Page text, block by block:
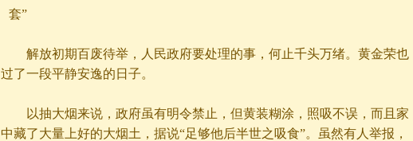
套”
解放初期百废待举，人民政府要处理的事，何止千头万绪。黄金荣也
过了一段平静安逸的日子。
以抽大烟来说，政府虽有明令禁止，但黄装糊涂，照吸不误，而且家
中藏了大量上好的大烟土，据说“足够他后半世之吸食”。虽然有人举报，